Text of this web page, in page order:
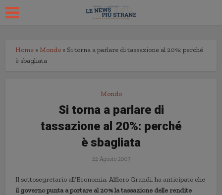
Home » Mondo » Si torna a parlare di tassazione al 20%: perché
è sbagliata
Mondo
Si torna a parlare di
tassazione al 20%: perché
è sbagliata
22 Agosto 2007
Il sottosegretario all’Economia, Alfiero Grandi, ha anticipato che
il governo punta a portare al 20% la tassazione delle rendite